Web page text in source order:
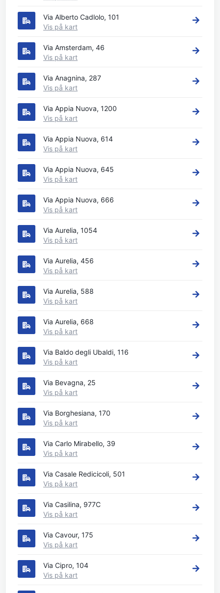
Via Alberto Cadlolo, 101
Vis på kart
Via Amsterdam, 46
Vis på kart
Via Anagnina, 287
Vis på kart
Via Appia Nuova, 1200
Vis på kart
Via Appia Nuova, 614
Vis på kart
Via Appia Nuova, 645
Vis på kart
Via Appia Nuova, 666
Vis på kart
Via Aurelia, 1054
Vis på kart
Via Aurelia, 456
Vis på kart
Via Aurelia, 588
Vis på kart
Via Aurelia, 668
Vis på kart
Via Baldo degli Ubaldi, 116
Vis på kart
Via Bevagna, 25
Vis på kart
Via Borghesiana, 170
Vis på kart
Via Carlo Mirabello, 39
Vis på kart
Via Casale Redicicoli, 501
Vis på kart
Via Casilina, 977C
Vis på kart
Via Cavour, 175
Vis på kart
Via Cipro, 104
Vis på kart